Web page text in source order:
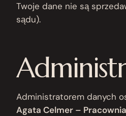
Twoje dane nie są
sądu).
Administratorem danych
Agata Celmer –